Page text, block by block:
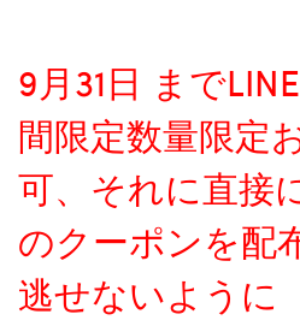
9月31日 まで
間限定数量限定
可、それに直接
のクーポンを配
逃せないように